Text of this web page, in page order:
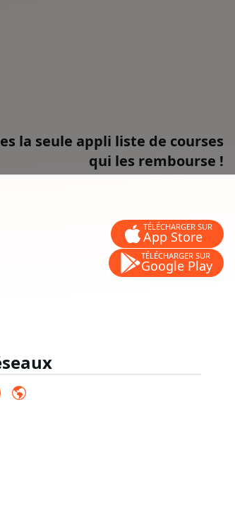
la seule appli liste de courses
qui les rembourse !
TÉLÉCHARGER SUR
App Store
TÉLÉCHARGER SUR
Google Play